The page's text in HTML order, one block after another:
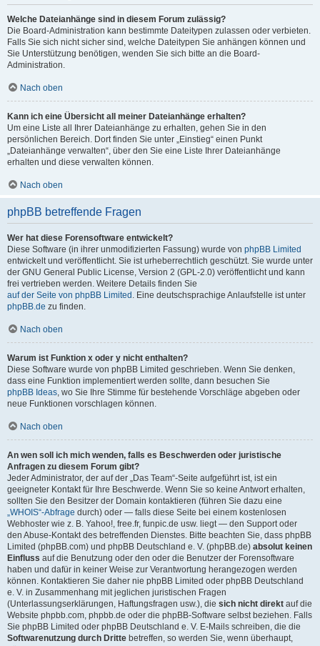
Welche Dateianhänge sind in diesem Forum zulässig?
Die Board-Administration kann bestimmte Dateitypen zulassen oder verbieten.
Falls Sie sich nicht sicher sind, welche Dateitypen Sie anhängen können und
Sie Unterstützung benötigen, wenden Sie sich bitte an die Board-
Administration.
Nach oben
Kann ich eine Übersicht all meiner Dateianhänge erhalten?
Um eine Liste all Ihrer Dateianhänge zu erhalten, gehen Sie in den
persönlichen Bereich. Dort finden Sie unter „Einstieg“ einen Punkt
„Dateianhänge verwalten“, über den Sie eine Liste Ihrer Dateianhänge
erhalten und diese verwalten können.
Nach oben
phpBB betreffende Fragen
Wer hat diese Forensoftware entwickelt?
Diese Software (in ihrer unmodifizierten Fassung) wurde von phpBB Limited
entwickelt und veröffentlicht. Sie ist urheberrechtlich geschützt. Sie wurde unter
der GNU General Public License, Version 2 (GPL-2.0) veröffentlicht und kann
frei vertrieben werden. Weitere Details finden Sie
auf der Seite von phpBB Limited . Eine deutschsprachige Anlaufstelle ist unter
phpBB.de zu finden.
Nach oben
Warum ist Funktion x oder y nicht enthalten?
Diese Software wurde von phpBB Limited geschrieben. Wenn Sie denken,
dass eine Funktion implementiert werden sollte, dann besuchen Sie
phpBB Ideas, wo Sie Ihre Stimme für bestehende Vorschläge abgeben oder
neue Funktionen vorschlagen können.
Nach oben
An wen soll ich mich wenden, falls es Beschwerden oder juristische
Anfragen zu diesem Forum gibt?
Jeder Administrator, der auf der „Das Team“-Seite aufgeführt ist, ist ein
geeigneter Kontakt für Ihre Beschwerde. Wenn Sie so keine Antwort erhalten,
sollten Sie den Besitzer der Domain kontaktieren (führen Sie dazu eine
„WHOIS“-Abfrage durch) oder — falls diese Seite bei einem kostenlosen
Webhoster wie z. B. Yahoo!, free.fr, funpic.de usw. liegt — den Support oder
den Abuse-Kontakt des betreffenden Dienstes. Bitte beachten Sie, dass phpBB
Limited (phpBB.com) und phpBB Deutschland e. V. (phpBB.de) absolut keinen
Einfluss auf die Benutzung oder den oder die Benutzer der Forensoftware
haben und dafür in keiner Weise zur Verantwortung herangezogen werden
können. Kontaktieren Sie daher nie phpBB Limited oder phpBB Deutschland
e. V. in Zusammenhang mit jeglichen juristischen Fragen
(Unterlassungserklärungen, Haftungsfragen usw.), die sich nicht direkt auf die
Website phpbb.com, phpbb.de oder die phpBB-Software selbst beziehen. Falls
Sie phpBB Limited oder phpBB Deutschland e. V. E-Mails schreiben, die die
Softwarenutzung durch Dritte betreffen, so werden Sie, wenn überhaupt,